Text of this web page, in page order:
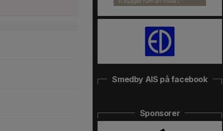
Smedby AIS på facebook
Sponsorer